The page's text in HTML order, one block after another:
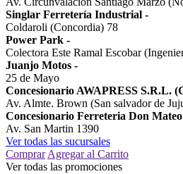
Singlar Ferretería Industrial -
Coldaroli (Concordia) 78
Power Park -
Colectora Este Ramal Escobar
Juanjo Motos -
25 de Mayo
Concesionario AWAPRESS S.R.L.
Av. Almte. Brown (San salvador de
Concesionario Ferreteria Don Mateo
Av. San Martin 1390
Ver todas las sucursales
Comprar Agregar al Carrito
Ver todas las promociones